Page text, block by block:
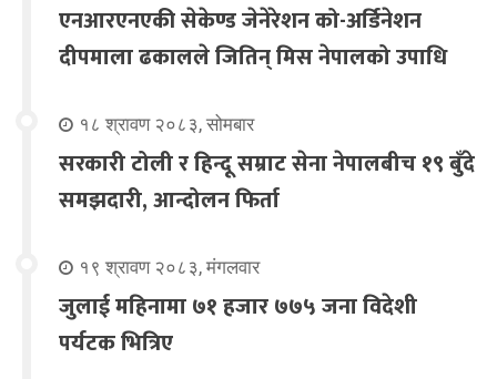
एनआरएनएकी सेकेण्ड जेनेरेशन को-अर्डिनेशन
दीपमाला ढकालले जितिन् मिस नेपालको उपाधि
१८ श्रावण २०८३, सोमबार
सरकारी टोली र हिन्दू सम्राट सेना नेपालबीच १९ बुँदे
समझदारी, आन्दोलन फिर्ता
१९ श्रावण २०८३, मंगलवार
जुलाई महिनामा ७१ हजार ७७५ जना विदेशी
पर्यटक भित्रिए